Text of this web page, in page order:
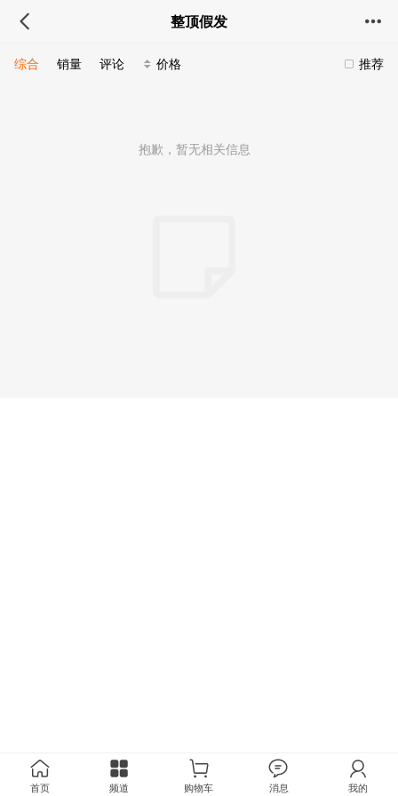
整顶假发
推荐
综合 销量 评论 价格
抱歉，暂无相关信息
首页 频道 购物车 消息 我的